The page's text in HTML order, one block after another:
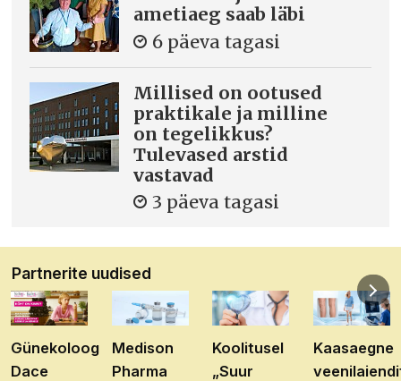
ametiaeg saab läbi
6 päeva tagasi
Millised on ootused
praktikale ja milline
on tegelikkus?
Tulevased arstid
vastavad
3 päeva tagasi
Partnerite uudised
Günekoloog
Dace
Medison
Pharma
Koolitusel
„Suur
Kaasaegne